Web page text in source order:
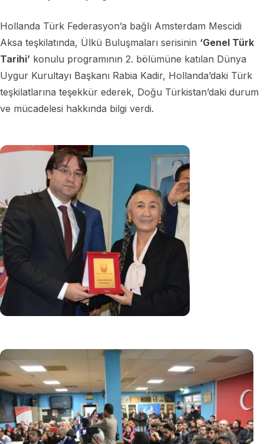
Hollanda Türk Federasyon’a bağlı Amsterdam Mescidi
Aksa teşkilatında, Ülkü Buluşmaları serisinin ‘Genel Türk
Tarihi’ konulu programının 2. bölümüne katılan Dünya
Uygur Kurultayı Başkanı Rabia Kadir, Hollanda’daki Türk
teşkilatlarına teşekkür ederek, Doğu Türkistan’daki durum
ve mücadelesi hakkında bilgi verdi.